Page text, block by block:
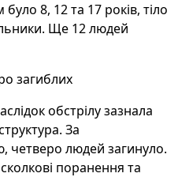
8, 12 та 17 років, тіло
Ще 12 людей
загиблих
обстрілу зазнала
За
четверо людей загинуло.
поранення та